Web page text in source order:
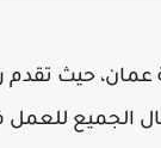
حيث تقدم
الجميع للعمل